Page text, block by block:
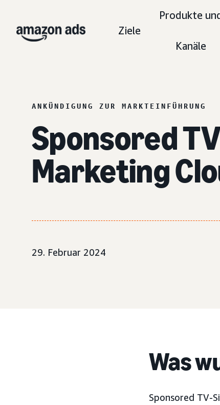
Ziele
Produkte
Kanäle
ANKÜNDIGUNG ZUR MARKTEINFÜHRUNG
Sponsored
Marketing
29. Februar 2024
Was
Sponsored TV-